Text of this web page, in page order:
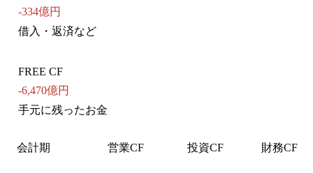
-334億円
借入・返済など
FREE CF
-6,470億円
手元に残ったお金
会計期 営業CF 投資CF 財務CF